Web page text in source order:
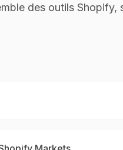
des outils Shopify,